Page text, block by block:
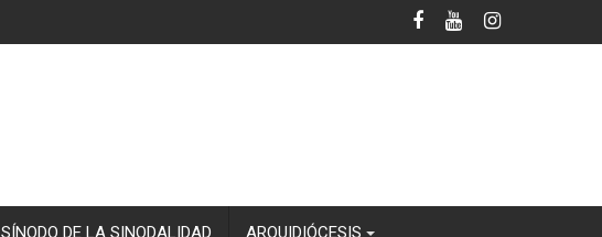
SÍNODO DE LA SINODALIDAD ARQUIDIÓCESIS